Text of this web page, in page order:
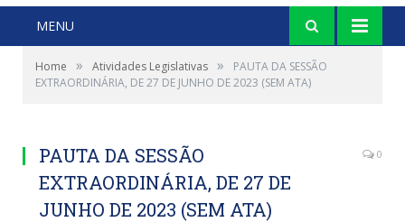
MENU
Home » Atividades Legislativas »
PAUTA DA SESSÃO
EXTRAORDINÁRIA, DE 27 DE JUNHO DE 2023 (SEM ATA)
PAUTA DA SESSÃO
EXTRAORDINÁRIA, DE 27 DE
JUNHO DE 2023 (SEM ATA)
0